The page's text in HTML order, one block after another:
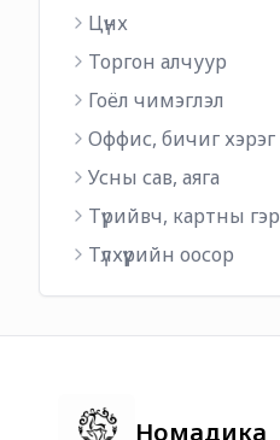
Цүнх
Торгон алчуур
Гоёл чимэглэл
Оффис, бичиг хэрэг
Усны сав, аяга
Түрийвч, картны гэр
Түлхүүрийн оосор
Номадика